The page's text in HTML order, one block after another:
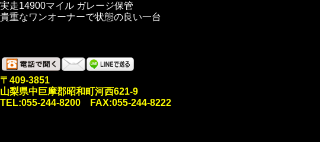
実走14900マイル ガレージ保管
貴重なワンオーナーで状態の良い一台
〒409-3851
山梨県中巨摩郡昭和町河西621-9
TEL:055-244-8200 FAX:055-244-8222